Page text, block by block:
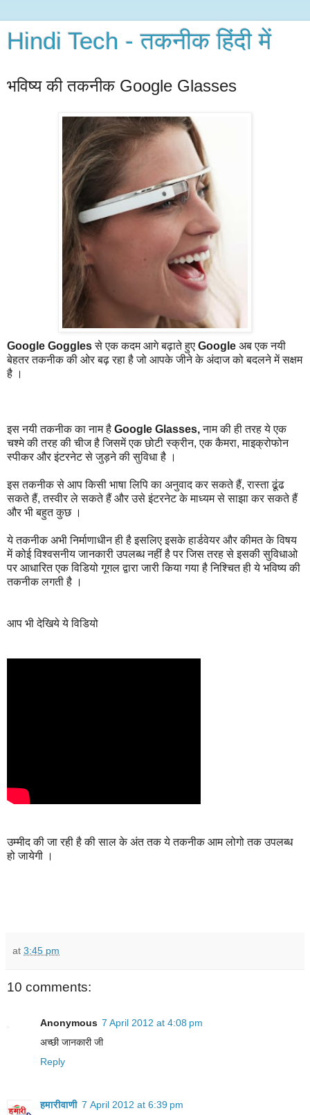
Hindi Tech - तकनीक हिंदी में
भविष्य की तकनीक Google Glasses
Google Gogglesसे एक कदम आगे बढ़ाते हुए Google अब एक नयी
बेहतर तकनीक की ओर बढ़ रहा है जो आपके जीने के अंदाज को बदलने में सक्षम
है ।
इस नयी तकनीक का नाम है Google Glasses,नाम की ही तरह ये एक
चश्मे की तरह की चीज है जिसमें एक छोटी स्क्रीन, एक कैमरा, माइक्रोफोन
स्पीकर और इंटरनेट से जुड़ने की सुविधा है ।
इस तकनीक से आप किसी भाषा लिपि का अनुवाद कर सकते हैं, रास्ता ढूंढ
सकते हैं, तस्वीर ले सकते हैं और उसे इंटरनेट के माध्यम से साझा कर सकते हैं
और भी बहुत कुछ ।
ये तकनीक अभी निर्माणाधीन ही है इसलिए इसके हार्डवेयर और कीमत के विषय
में कोई विश्वसनीय जानकारी उपलब्ध नहीं है पर जिस तरह से इसकी सुविधाओ
पर आधारित एक विडियो गूगल द्वारा जारी किया गया है निश्चित ही ये भविष्य की
तकनीक लगती है ।
आप भी देखिये ये विडियो
उम्मीद की जा रही है की साल के अंत तक ये तकनीक आम लोगो तक उपलब्ध
हो जायेगी ।
at 3:45 pm
10 comments:
Anonymous 7 April 2012 at 4:08 pm
अच्छी जानकारी जी
Reply
हमारीवाणी 7 April 2012 at 6:39 pm